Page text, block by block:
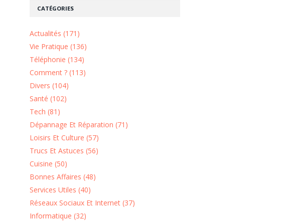
CATÉGORIES
Actualités (171)
Vie Pratique (136)
Téléphonie (134)
Comment ? (113)
Divers (104)
Santé (102)
Tech (81)
Dépannage Et Réparation (71)
Loisirs Et Culture (57)
Trucs Et Astuces (56)
Cuisine (50)
Bonnes Affaires (48)
Services Utiles (40)
Réseaux Sociaux Et Internet (37)
Informatique (32)